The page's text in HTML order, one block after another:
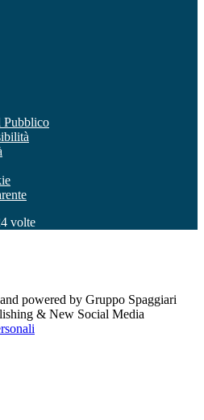
volte
powered by Gruppo Spaggiari
& New Social Media